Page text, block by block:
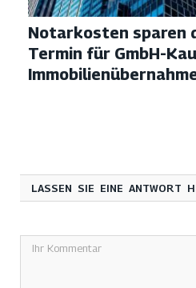
Notarkosten sparen
Termin für GmbH-
LASSEN SIE EINE ANTWORT